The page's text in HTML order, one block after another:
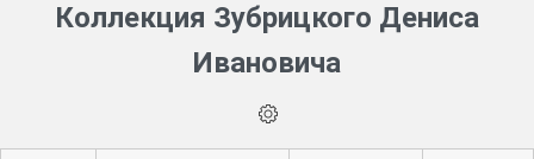
Коллекция Зубрицкого Дениса
Ивановича